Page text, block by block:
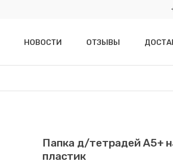
НОВОСТИ ОТЗЫВЫ
Папка д/тетрадей A5+
пластик